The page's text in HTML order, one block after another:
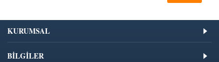
KURUMSAL
BİLGİLER